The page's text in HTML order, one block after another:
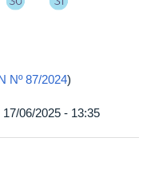
Nº 87/2024)
06/2025 - 13:35